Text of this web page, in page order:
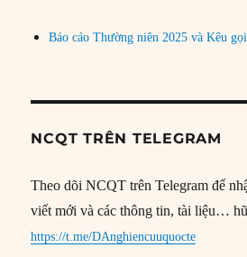
Báo cáo Thường niên 2025 và Kêu
NCQT TRÊN TELEGRAM
Theo dõi NCQT trên Telegram để
viết mới và các thông tin, tài liệu…
https://t.me/DAnghiencuuquocte